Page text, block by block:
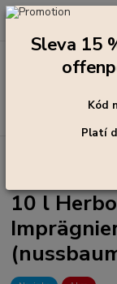
+420 273 136 255
ořech (nussbaum),
10 l
Sleva 15
Kód
Platí